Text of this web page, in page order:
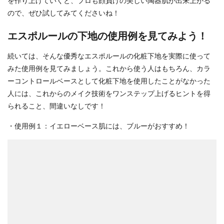
ので、ぜひ試してみてくださいね！
エスポルールの下地の使用例を見てみよう！
続いては、そんな優秀なエスポルールの化粧下地を実際に使って
みた使用例を見てみましょう。これから使う人はもちろん、カラ
ーコントロールベースとして化粧下地を使用したことがなかった
人には、これからのメイク技術をワンステップ上げるヒントを得
られること、間違いなしです！
・使用例１：イエローベース肌には、ブルーがおすすめ！